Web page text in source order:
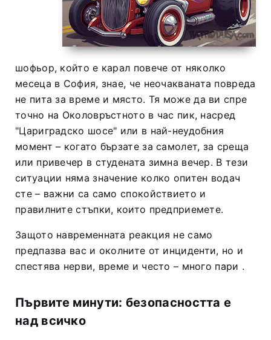
шофьор, който е карал повече от няколко
месеца в София, знае, че неочакваната повреда
не пита за време и място. Тя може да ви спре
точно на Околовръстното в час пик, насред
"Цариградско шосе" или в най-неудобния
момент – когато бързате за самолет, за среща
или привечер в студената зимна вечер. В тези
ситуации няма значение колко опитен водач
сте – важни са само спокойствието и
правилните стъпки, които предприемете.
Защото навременната реакция не само
предпазва вас и околните от инциденти, но и
спестява нерви, време и често – много пари .
Първите минути: безопасността е
над всичко